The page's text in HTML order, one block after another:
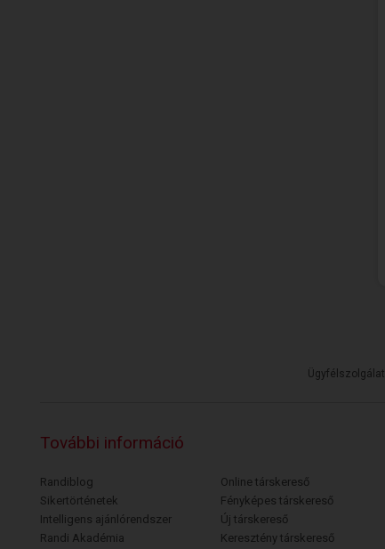
Ügyfélszolgálat
További információ
Randiblog
Sikertörténetek
Intelligens ajánlórendszer
Randi Akadémia
Online társkereső
Fényképes társkereső
Új társkereső
Keresztény társkereső